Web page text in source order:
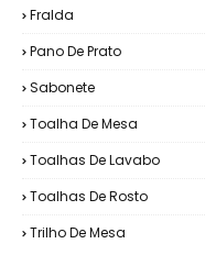
Fralda
Pano De Prato
Sabonete
Toalha De Mesa
Toalhas De Lavabo
Toalhas De Rosto
Trilho De Mesa